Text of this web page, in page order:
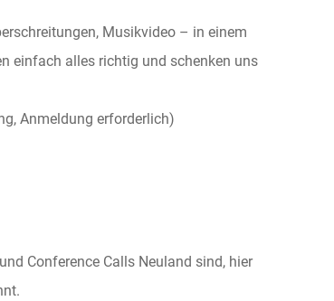
Musikvideo – in einem
einfach alles richtig und schenken uns
Anmeldung erforderlich)
Conference Calls Neuland sind, hier